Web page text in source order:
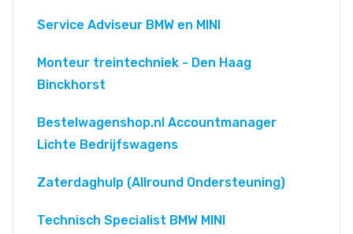
Service Adviseur BMW en MINI
Monteur treintechniek - Den Haag
Binckhorst
Bestelwagenshop.nl Accountmanager
Lichte Bedrijfswagens
Zaterdaghulp (Allround Ondersteuning)
Technisch Specialist BMW MINI